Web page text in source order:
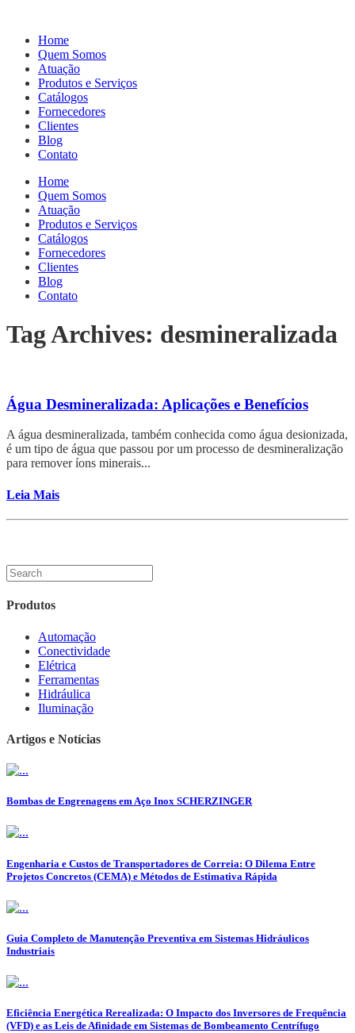
Home
Quem Somos
Atuação
Produtos e Serviços
Catálogos
Fornecedores
Clientes
Blog
Contato
Home
Quem Somos
Atuação
Produtos e Serviços
Catálogos
Fornecedores
Clientes
Blog
Contato
Tag Archives: desmineralizada
Água Desmineralizada: Aplicações e Benefícios
A água desmineralizada, também conhecida como água desionizada,
é um tipo de água que passou por um processo de desmineralização
para remover íons minerais...
Leia Mais
Produtos
Automação
Conectividade
Elétrica
Ferramentas
Hidráulica
Iluminação
Artigos e Notícias
Bombas de Engrenagens em Aço Inox SCHERZINGER
Engenharia e Custos de Transportadores de Correia: O Dilema Entre
Projetos Concretos (CEMA) e Métodos de Estimativa Rápida
Guia Completo de Manutenção Preventiva em Sistemas Hidráulicos
Industriais
Eficiência Energética Rerealizada: O Impacto dos Inversores de Frequência
(VFD) e as Leis de Afinidade em Sistemas de Bombeamento Centrífugo